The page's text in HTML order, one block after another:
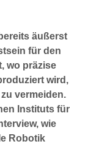
äußerst
für den
wo präzise
wird,
vermeiden.
Instituts für
wie
Robotik